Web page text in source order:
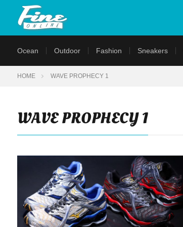
Ocean Outdoor Fashion Sneakers
HOME WAVE PROPHECY 1
WAVE PROPHECY 1